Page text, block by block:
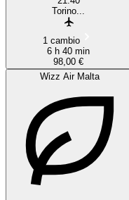
Torino...
1 cambio
6 h 40 min
98,00 €
Wizz Air Malta